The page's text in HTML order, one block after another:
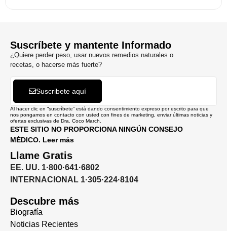
Suscríbete y mantente Informado
¿Quiere perder peso, usar nuevos remedios naturales o
recetas, o hacerse más fuerte?
Suscribete aquí
Al hacer clic en “suscríbete” está dando consentimiento expreso por escrito para que
nos pongamos en contacto con usted con fines de marketing, enviar últimas noticias y
ofertas exclusivas de Dra. Coco March.
ESTE SITIO NO PROPORCIONA NINGÚN CONSEJO
MÉDICO. Leer más
Llame Gratis
EE. UU. 1·800·641·6802
INTERNACIONAL 1·305·224·8104
Descubre más
Biografía
Noticias Recientes